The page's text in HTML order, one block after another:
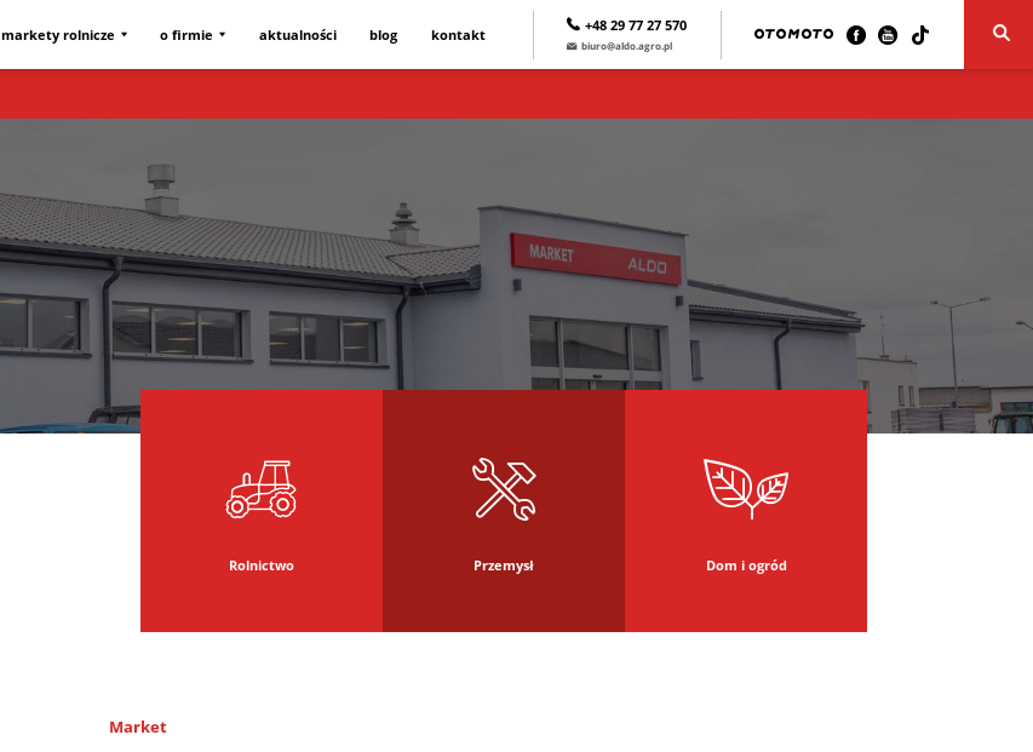
markety rolnicze o firmie aktualności blog kontakt
+48 29 77 27 570
biuro@aldo.agro.pl
Rolnictwo Przemysł Dom i ogród
Market